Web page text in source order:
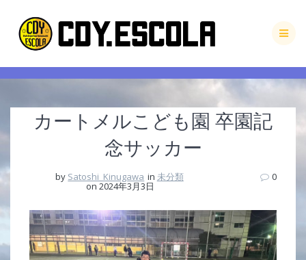
to
content
カートメルこども園 卒園記
念サッカー
by Satoshi_Kinugawa in 未分類
on 2024年3月3日
0